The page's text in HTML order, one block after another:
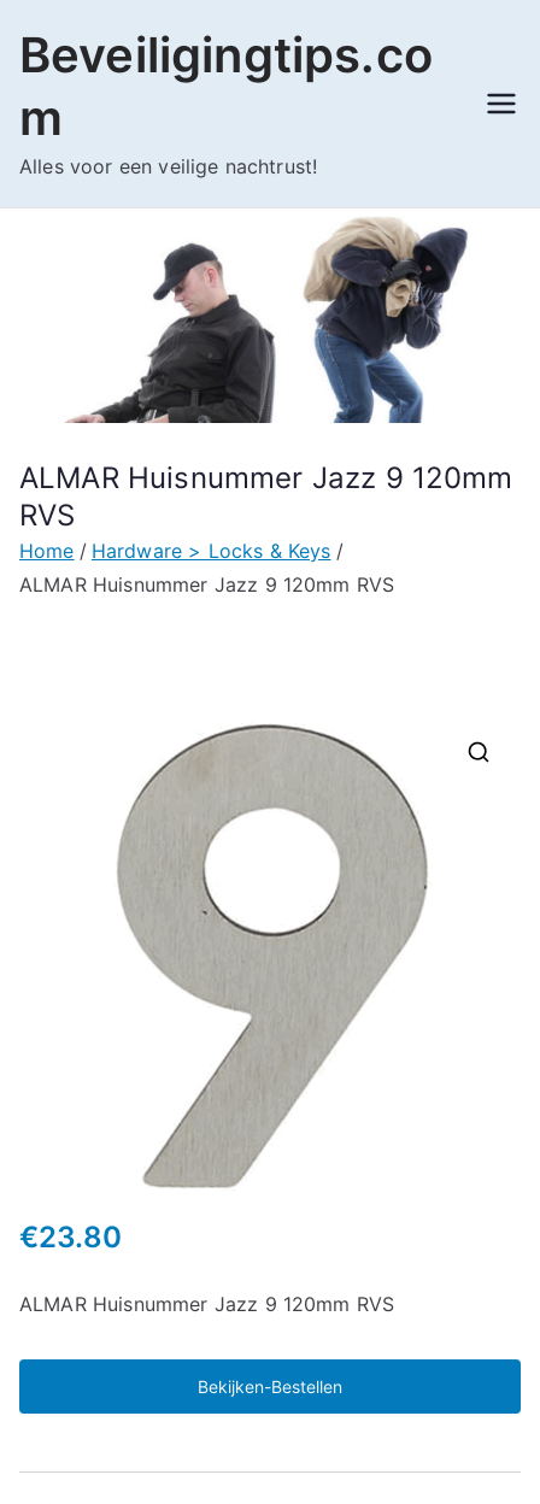
naar
inhoud
Beveiligingtips.co
m
Alles voor een veilige nachtrust!
ALMAR Huisnummer Jazz 9 120mm
RVS
Home
Hardware > Locks & Keys
ALMAR Huisnummer Jazz 9 120mm RVS
€23.80
ALMAR Huisnummer Jazz 9 120mm RVS
Bekijken-Bestellen